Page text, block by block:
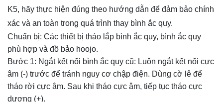
K5, hãy thực hiện đúng theo hướng dẫn để đảm bảo chính
xác và an toàn trong quá trình thay bình ắc quy.
Chuẩn bị: Các thiết bị tháo lắp bình ắc quy, bình ắc quy
phù hợp và đồ bảo hoojo.
Bước 1: Ngắt kết nối bình ắc quy cũ: Luôn ngắt kết nối cực
âm (-) trước để tránh nguy cơ chập điện. Dùng cờ lê để
tháo rời cực âm. Sau khi tháo cực âm, tiếp tục tháo cực
dương (+).